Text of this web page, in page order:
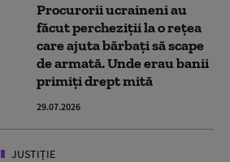
Procurorii ucraineni au
făcut percheziții la o rețea
care ajuta bărbați să scape
de armată. Unde erau banii
primiți drept mită
29.07.2026
JUSTIȚIE